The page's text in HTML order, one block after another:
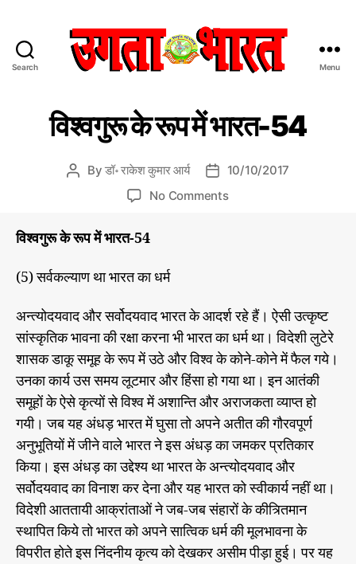
Search
ता
भा
त
हिं
प
त्र
Menu
i
s
की
नी
श्व
गु
के
रू
प
में
र
त
विश्वगुरू के रूप में भारत-54
P
a
t
o
Byडॉ॰ राकेश कुमार आर्य
P 10/10/2017
No Commentso
रू
प
में
र
त
-
5
4
विश्वगुरू के रूप में भारत-54
(5) सर्वकल्याण था भारत का धर्म
अन्त्योदयवाद और सर्वोदयवाद भारत के आदर्श रहे हैं। ऐसी उत्कृष्ट
सांस्कृतिक भावना की रक्षा करना भी भारत का धर्म था। विदेशी लुटेरे
शासक डाकू समूह के रूप में उठे और विश्व के कोने-कोने में फैल गये।
उनका कार्य उस समय लूटमार और हिंसा हो गया था। इन आतंकी
समूहों के ऐसे कृत्यों से विश्व में अशान्ति और अराजकता व्याप्त हो
गयी। जब यह अंधड़ भारत में घुसा तो अपने अतीत की गौरवपूर्ण
अनुभूतियों में जीने वाले भारत ने इस अंधड़ का जमकर प्रतिकार
किया। इस अंधड़ का उद्देश्य था भारत के अन्त्योदयवाद और
सर्वोदयवाद का विनाश कर देना और यह भारत को स्वीकार्य नहीं था।
विदेशी आततायी आक्रांताओं ने जब-जब संहारों के कीत्र्तिमान
स्थापित किये तो भारत को अपने सात्विक धर्म की मूलभावना के
विपरीत होते इस निंदनीय कृत्य को देखकर असीम पीड़ा हुई। पर यह